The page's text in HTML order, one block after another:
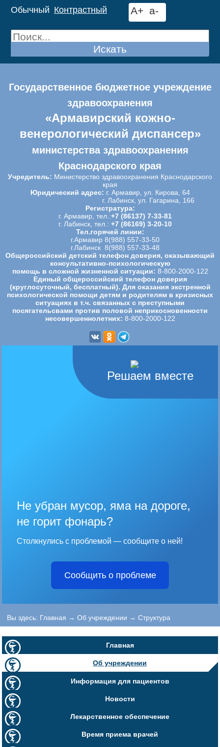
Обычный Контрастный A+ a-
Искать
Государственное бюджетное учреждение
здравоохранения
«Армавирский кожно-
венерологический диспансер»
министерства здравоохранения
Краснодарского края
Учредитель: Министерство здравоохранения Краснодарского
края
Юридический адрес: г. Армавир, ул. Кирова, 64
г. Лабинск, ул. Гагарина, 166
Регистратура:
г. Армавир, тел.:+7 (86137) 7-33-81
г. Лабинск, тел.: +7 (86169) 3-20-10
Тел.горячей линии:
г.Армавир 8(988) 557-33-50
г.Лабинск 8(988) 557-33-48
Общероссийский детский телефон доверия, оказывающий
консультативно-психологическую
помощь в сложной жизненной ситуации: 8-800-2000-122
Единый общероссийский телефон доверия
(круглосуточный, бесплатный). Для оказания экстренной
психологической помощи детям и родителям в кризисных
ситуациях в т.ч. связанных с преступными
посягательсвами против половой неприкосновенности
несовершеннолетних: 8-800-2000-122
Решаем вместе
Не убран мусор, яма на дороге,
не горит фонарь?
Столкнулись с проблемой — сообщите о ней!
Сообщить о проблеме
Вы здесь: Главная →Об учреждении →Структура
Главная
Об учреждении
Информация для пациентов
Новости
Лекарственное обеспечение
Время приема врачей